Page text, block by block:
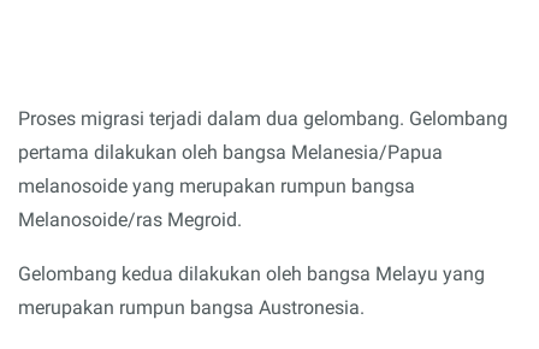
Proses migrasi terjadi dalam dua gelombang. Gelombang
pertama dilakukan oleh bangsa Melanesia/Papua
melanosoide yang merupakan rumpun bangsa
Melanosoide/ras Megroid.
Gelombang kedua dilakukan oleh bangsa Melayu yang
merupakan rumpun bangsa Austronesia.